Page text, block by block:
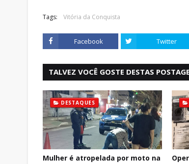
Tags: Vitória da Conquista
Facebook Twitter
TALVEZ VOCÊ GOSTE DESTAS
DESTAQUES
Mulher é atropelada por moto na